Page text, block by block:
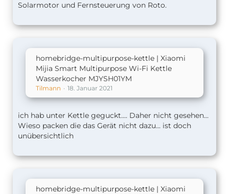
Solarmotor und Fernsteuerung von Roto.
homebridge-multipurpose-kettle | Xiaomi
Mijia Smart Multipurpose Wi-Fi Kettle
Wasserkocher MJYSH01YM
Tilmann 18. Januar 2021
ich hab unter Kettle geguckt.... Daher nicht gesehen...
Wieso packen die das Gerät nicht dazu... ist doch
unübersichtlich
homebridge-multipurpose-kettle | Xiaomi